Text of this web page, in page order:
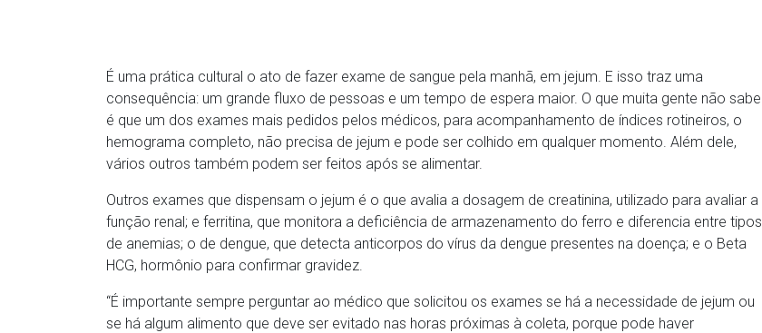
É uma prática cultural o ato de fazer exame de sangue pela manhã, em jejum. E isso traz uma
consequência: um grande fluxo de pessoas e um tempo de espera maior. O que muita gente não sabe
é que um dos exames mais pedidos pelos médicos, para acompanhamento de índices rotineiros, o
hemograma completo, não precisa de jejum e pode ser colhido em qualquer momento. Além dele,
vários outros também podem ser feitos após se alimentar.
Outros exames que dispensam o jejum é o que avalia a dosagem de creatinina, utilizado para avaliar a
função renal; e ferritina, que monitora a deficiência de armazenamento do ferro e diferencia entre tipos
de anemias; o de dengue, que detecta anticorpos do vírus da dengue presentes na doença; e o Beta
HCG, hormônio para confirmar gravidez.
“É importante sempre perguntar ao médico que solicitou os exames se há a necessidade de jejum ou
se há algum alimento que deve ser evitado nas horas próximas à coleta, porque pode haver